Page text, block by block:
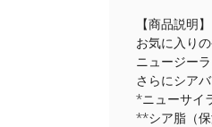
【商品説明】
お気に入り
ニュージー
さらにシア
*ニューサイ
**シア脂（保